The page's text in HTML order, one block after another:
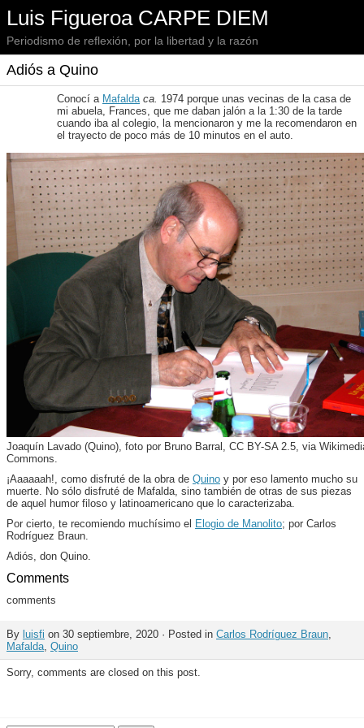
Luis Figueroa CARPE DIEM
Periodismo de reflexión, por la libertad y la razón
Adiós a Quino
Conocí a Mafalda ca. 1974 porque unas vecinas de la casa de
mi abuela, Frances, que me daban jalón a la 1:30 de la tarde
cuando iba al colegio, la mencionaron y me la recomendaron en
el trayecto de poco más de 10 minutos en el auto.
Joaquín Lavado (Quino), foto por Bruno Barral, CC BY-SA 2.5, via
Commons.
¡Aaaaaah!, como disfruté de la obra de Quino y por eso lamento mucho su
muerte. No sólo disfruté de Mafalda, sino también de otras de sus piezas
de aquel humor filoso y latinoamericano que lo caracterizaba.
Por cierto, te recomiendo muchísimo el Elogio de Manolito; por Carlos
Rodríguez Braun.
Adiós, don Quino.
Comments
comments
By luisfi on 30 septiembre, 2020 · Posted in Carlos Rodríguez Braun,
Mafalda, Quino
Sorry, comments are closed on this post.